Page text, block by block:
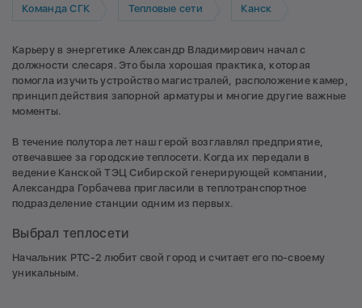
Команда СГК Тепловые сети Канск
Карьеру в энергетике Александр Владимирович начал с
должности слесаря. Это была хорошая практика, которая
помогла изучить устройство магистралей, расположение камер,
принцип действия запорной арматуры и многие другие важные
моменты.
В течение полутора лет наш герой возглавлял предприятие,
отвечавшее за городские теплосети. Когда их передали в
ведение Канской ТЭЦ Сибирской генерирующей компании,
Александра Горбачева пригласили в теплотранспортное
подразделение станции одним из первых.
Выбрал теплосети
Начальник РТС-2 любит свой город и считает его по-своему
уникальным.